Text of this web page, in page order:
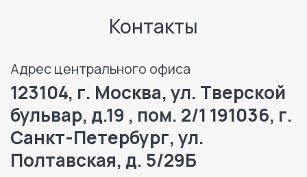
Контакты
Адрес центрального офиса
123104, г. Москва, ул. Тверской
бульвар, д.19 , пом. 2/1 191036, г.
Санкт-Петербург, ул.
Полтавская, д. 5/29Б